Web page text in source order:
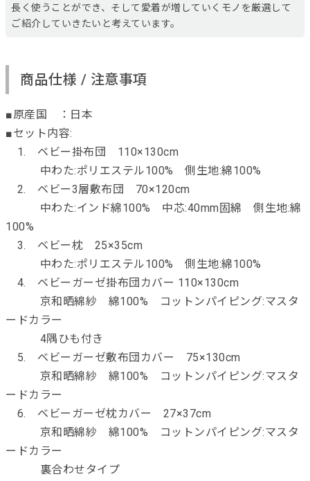
長く使うことができ、そして愛着が増していくモノを厳選して
ご紹介していきたいと考えています。
商品仕様 / 注意事項
■原産国 ：日本
■セット内容:
1. ベビー掛布団 110×130cm
中わた:ポリエステル100% 側生地:綿100%
2. ベビー3層敷布団 70×120cm
中わた:インド綿100% 中芯:40mm固綿 側生地:綿
100%
3. ベビー枕 25×35cm
中わた:ポリエステル100% 側生地:綿100%
4. ベビーガーゼ掛布団カバー 110×130cm
京和晒綿紗 綿100% コットンパイピング:マスタ
ードカラー
4隅ひも付き
5. ベビーガーゼ敷布団カバー 75×130cm
京和晒綿紗 綿100% コットンパイピング:マスタ
ードカラー
6. ベビーガーゼ枕カバー 27×37cm
京和晒綿紗 綿100% コットンパイピング:マスタ
ードカラー
裏合わせタイプ